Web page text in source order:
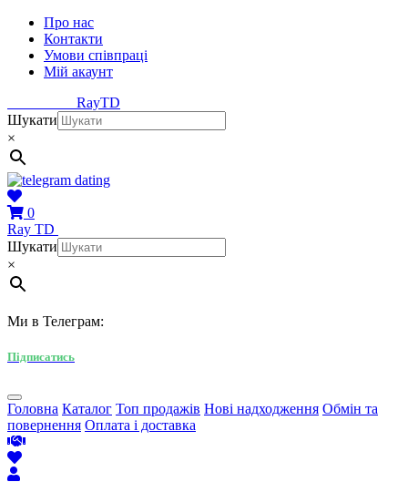
Про нас
Контакти
Умови співпраці
Мій акаунт
RayTD
Шукати
×
0
Ray TD
Шукати
×
Ми в Телеграм:
Підписатись
Головна Каталог Топ продажів Нові надходження Обмін та
повернення Оплата і доставка